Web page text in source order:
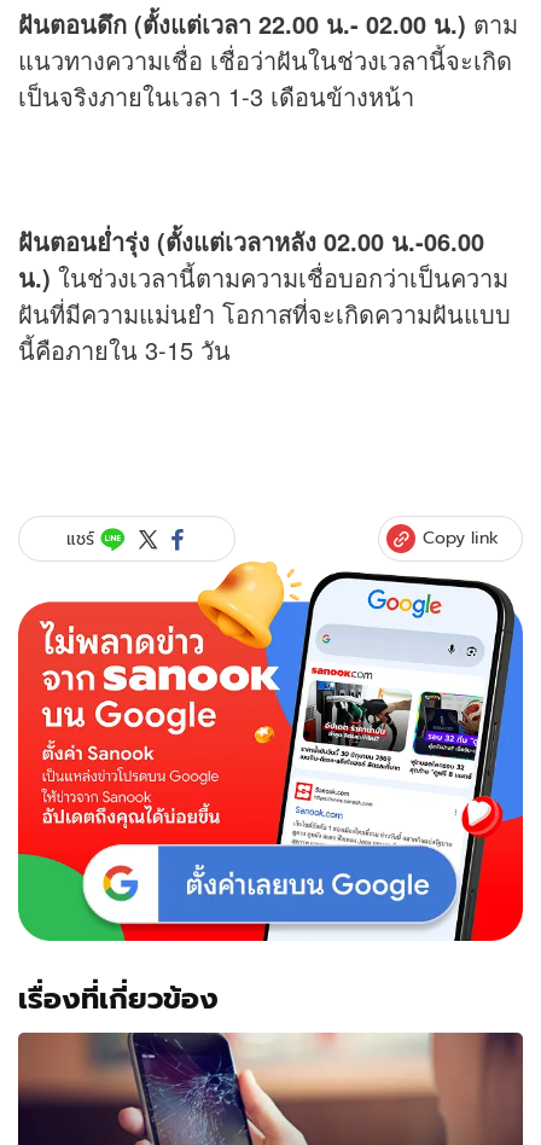
ฝันตอนดึก (ตั้งแต่เวลา 22.00 น.- 02.00 น.) ตาม
แนวทางความเชื่อ เชื่อว่าฝันในช่วงเวลานี้จะเกิด
เป็นจริงภายในเวลา 1-3 เดือนข้างหน้า
ฝันตอนย่ำรุ่ง (ตั้งแต่เวลาหลัง 02.00 น.-06.00
น.) ในช่วงเวลานี้ตามความเชื่อบอกว่าเป็นความ
ฝันที่มีความแม่นยำ โอกาสที่จะเกิดความฝันแบบ
นี้คือภายใน 3-15 วัน
แชร์ Copy link
เรื่องที่เกี่ยวข้อง